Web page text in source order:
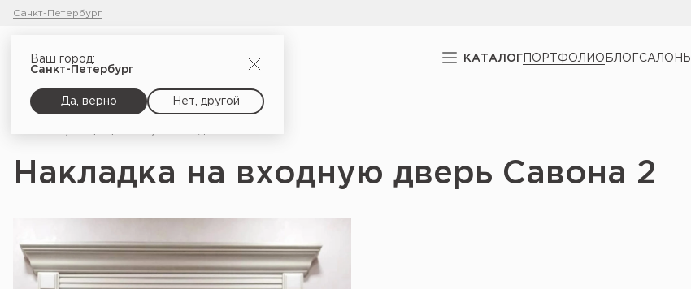
Санкт-Петербург
КАТАЛОГ ПОРТФОЛИО БЛОГСАЛОНЫ
Ваш город:
Санкт-Петербург
Да, верно Нет, другой
Накладка на входную дверь Савона 2